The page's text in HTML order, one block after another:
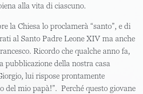
alla vita di ciascuno.
la Chiesa lo proclamerà “santo”, e di
al Santo Padre Leone XIV ma anche
Ricordo che qualche anno fa,
pubblicazione della nostra casa
lui rispose prontamente
del mio papà!”. Perché questo giovane